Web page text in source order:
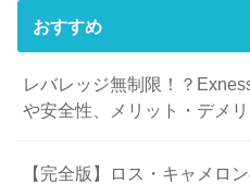
おすすめ
レバレッジ無制限！？
や安全性、メリット・デメ
【完全版】ロス・キャメロ